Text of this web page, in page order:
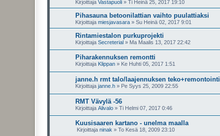
Kirjoittaja Vastapuoli » Ti Heinä 25, 2017 19:10
Pihasauna betoonilattian vaihto puulattiaksi
Kirjoittaja miesjavasara » Su Heinä 02, 2017 9:01
Rintamiestalon purkuprojekti
Kirjoittaja Secreterial » Ma Maalis 13, 2017 22:42
Piharakennuksen remontti
Kirjoittaja Klippan » Ke Huhti 05, 2017 1:51
janne.h rmt talo/laajennuksen teko+remontointi
Kirjoittaja janne.h » Pe Syys 25, 2009 22:55
RMT Vävylä -56
Kirjoittaja Alivalo » Ti Helmi 07, 2017 0:46
Kuusisaaren kartano - unelma maalla
Kirjoittaja ninak » To Kesä 18, 2009 23:10